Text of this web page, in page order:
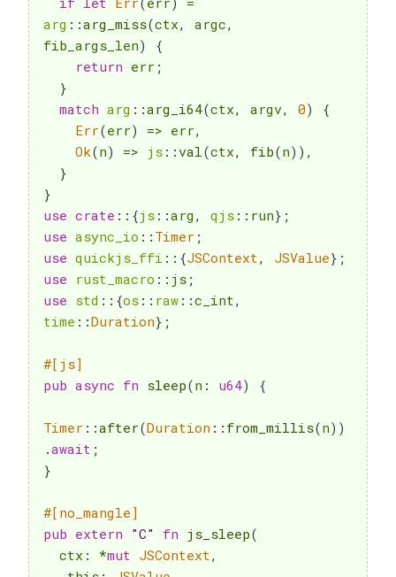
arg ::arg_miss(ctx, argc,
fib_args_len)
{
return err ;
}
match arg ::arg_i64(ctx, argv, 0)
{
Err(err) => err,
Ok(n) => js ::val(ctx, fib(n) ) ,
}
}
use crate :: {js ::arg , qjs :: run} ;
use async_io :: Timer ;
use quickjs_ffi :: {JSContext, JSValue} ;
use rust_macro :: js ;
use std :: {os :: raw ::c_int,
time ::Duration} ;
#[js]
pub async fn sleep(n : u64) {
Timer ::after(Duration :: from_millis(n) )
.await ;
}
#[no_mangle]
pub extern "C" fn js_sleep(
  ctx
: *mut JSContext,